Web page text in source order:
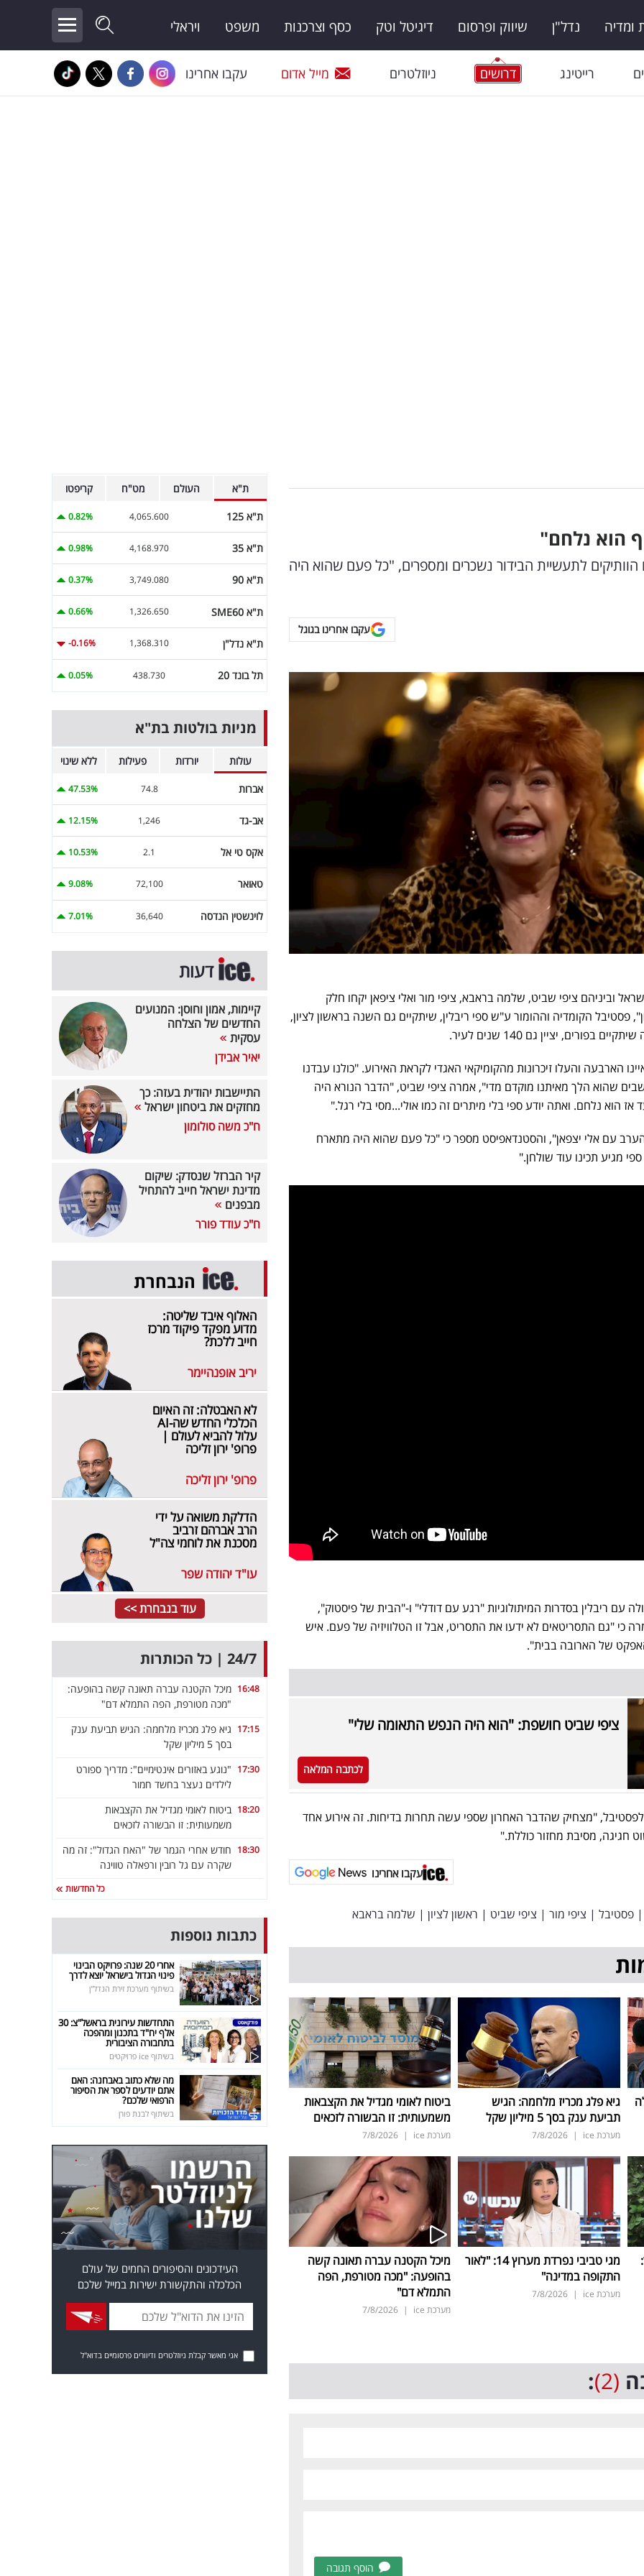
ומדיה נדל"ן שיווק ופרסום דיגיטל וטק כסף וצרכנות משפט ויראלי
רייטינג דרושים ניוזלטרים מייל אדום עקבו אחרינו
הוא נלחם"
לתעשיית הבידור נשכרים ומספרים, "כל פעם שהוא היה
עקבו אחרינו בגוגל
וביניהם ציפי שביט, שלמה בראבא, ציפי מור ואלי ציפאן יקחו חלק
פסטיבל הקומדיה וההומור ע"ש ספי ריבלין, שיתקיים גם השנה בראשון לציון,
יציין גם 140 שנים לעיר.
משותף בחדשות 12 התראיינו הארבעה והעלו זיכרונות מהקומיקאי האגדי לקראת האירוע. "כולנו עבדנו
שהוא הלך מאיתנו מוקדם מדי", אמרה ציפי שביט, "הדבר הנורא היה
הוא נלחם. ואתה יודע ספי בלי מיתרים זה כמו אולי...מסי בלי רגל."
עם אלי יצפאן", והסטנדאפיסט מספר כי "כל פעם שהוא היה מתארח
מגיע תכינו עוד שולחן."
עם ריבלין בסדרות המיתולוגיות "רגע עם דודלי" ו-"הבית של פיסטוק",
כי "גם התסריטאים לא ידעו את התסריט, אבל זו הטלוויזיה של פעם. איש
של הארובה בבית".
ציפי שביט חושפת: "הוא היה הנפש התאומה שלי"
לכתבה המלאה
"מצחיק שהדבר האחרון שספי עשה תחרות בדיחות. זה אירוע אחד
חגיגה, מסיבת מחזור כוללת."
עקבו אחרינו
| פסטיבל | ציפי מור | ציפי שביט | ראשון לציון | שלמה בראבא
גיא פלג מכריז מלחמה: הגיש
תביעת ענק בסך 5 מיליון שקל
מערכת ice |
7/8/2026
ביטוח לאומי מגדיל את הקצבאות
משמעותית: זו הבשורה לזכאים
מערכת ice |
7/8/2026
מגי טביבי נפרדת מערוץ 14: "לאור
התקופה במדינה"
מערכת ice |
7/8/2026
מיכל הקטנה עברה תאונה קשה
בהופעה: "מכה מטורפת, הפה
התמלא דם"
מערכת ice |
7/8/2026
(2)
:
הוסף תגובה
ת"א העולם מט"ח קריפטו
ת"א 125 4,065.600
0.82%
ת"א 35 4,168.970
0.98%
ת"א 90 3,749.080
0.37%
ת"א SME60 1,326.650
0.66%
ת"א נדל"ן 1,368.310
-0.16%
תל בונד 20 438.730
0.05%
מניות בולטות בת"א
עולות יורדות פעילות ללא שינוי
אברות 74.8
47.53%
אב-גד 1,246
12.15%
אקס טי אל 2.1
10.53%
טאואר 72,100
9.08%
לוינשטין הנדסה 36,640
7.01%
דעות
קיימות, אמון וחוסן: המנועים
החדשים של הצלחה
עסקית
יאיר אבידן
התיישבות יהודית בעזה: כך
מחזקים את ביטחון ישראל
ח"כ משה סולומון
קיר הברזל שנסדק: שיקום
מדינת ישראל חייב להתחיל
מבפנים
ח"כ עודד פורר
הנבחרת
האלוף איבד שליטה:
מדוע מפקד פיקוד מרכז
חייב ללכת?
יריב אופנהיימר
לא האבטלה: זה האיום
הכלכלי החדש שה-AI
עלול להביא לעולם |
פרופ' ירון זליכה
פרופ' ירון זליכה
הדלקת משואה על ידי
הרב אברהם זרביב
מסכנת את לוחמי צה"ל
עו"ד יהודה שפר
עוד בנבחרת >>
24/7 | כל הכותרות
16:48 מיכל הקטנה עברה תאונה קשה בהופעה:
"מכה מטורפת, הפה התמלא דם"
17:15 גיא פלג מכריז מלחמה: הגיש תביעת ענק
בסך 5 מיליון שקל
17:30 "נוגע באזורים אינטימיים": מדריך ספורט
לילדים נעצר בחשד חמור
18:20 ביטוח לאומי מגדיל את הקצבאות
משמעותית: זו הבשורה לזכאים
18:30 חודש אחרי הגמר של "האח הגדול": זה מה
שקרה עם גל רובין ורפאלה טווינה
כל החדשות
כתבות נוספות
אחרי 20 שנה: פרויקט הבינוי
פינוי הגדול בישראל יוצא לדרך
בשיתוף מערכת זירת הנדל"ן
התחדשות עירונית בראשל"צ: 30
אלף יח"ד בתכנון ומהפכה
בתחבורה הציבורית
בשיתוף ice פרויקטים
מה שלא כתוב באבחנה: האם
אתם יודעים לספר את הסיפור
הרפואי שלכם?
בשיתוף לבנת פורן
העידכונים והסיפורים החמים של עולם
הכלכלה והתקשורת ישירות במייל שלכם
אני מאשר קבלת ניוזלטרים ודיוורים פרסומיים בדוא"ל